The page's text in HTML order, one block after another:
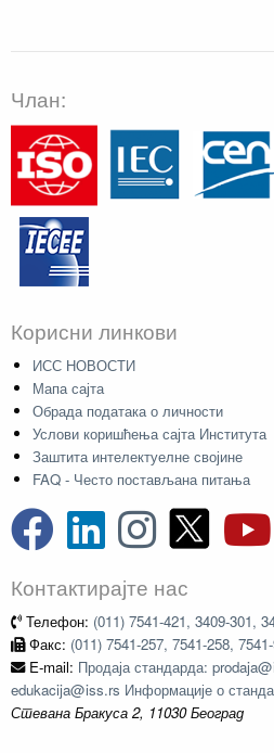
Члан:
Корисни линкови
ИСС НОВОСТИ
Мапа сајта
Обрада података о личности
Услови коришћења сајта Института
Заштита интелектуелне својине
FAQ - Често постављана питања
Контактирајте нас
Телефон: (011) 7541-421, 3409-301,
Факс: (011) 7541-257, 7541-258,
E-mail: Продаја стандарда:
edukacija@iss.rs Информације о
Стевана Бракуса 2, 11030 Београд